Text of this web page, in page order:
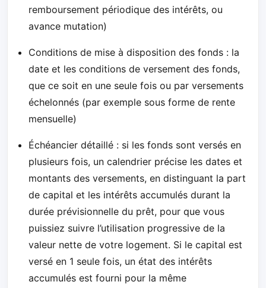
remboursement périodique des intérêts, ou
avance mutation)
Conditions de mise à disposition des fonds : la
date et les conditions de versement des fonds,
que ce soit en une seule fois ou par versements
échelonnés (par exemple sous forme de rente
mensuelle)
Échéancier détaillé : si les fonds sont versés en
plusieurs fois, un calendrier précise les dates et
montants des versements, en distinguant la part
de capital et les intérêts accumulés durant la
durée prévisionnelle du prêt, pour que vous
puissiez suivre l’utilisation progressive de la
valeur nette de votre logement. Si le capital est
versé en 1 seule fois, un état des intérêts
accumulés est fourni pour la même